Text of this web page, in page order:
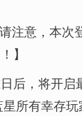
请注意，本
】
日后，将开
所有幸存